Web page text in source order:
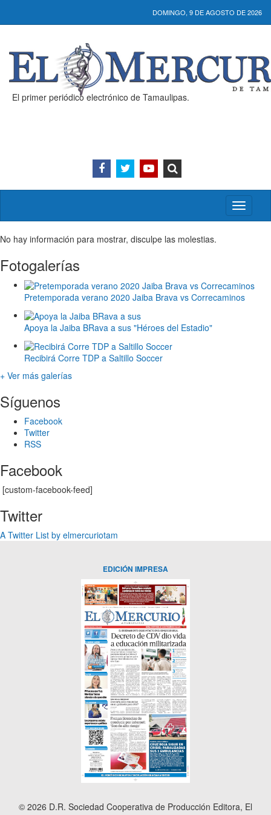
DOMINGO, 9 DE AGOSTO DE 2026
El primer periódico electrónico de Tamaulipas.
Activar/
menú
No hay información para mostrar, disculpe las molestias.
Fotogalerías
Pretemporada verano 2020 Jaiba Brava vs Correcaminos
Apoya la Jaiba BRava a sus "Héroes del Estadio"
Recibirá Corre TDP a Saltillo Soccer
+ Ver más galerías
Síguenos
Facebook
Twitter
RSS
Facebook
[custom-facebook-feed]
Twitter
A Twitter List by elmercuriotam
EDICIÓN IMPRESA
© 2026 D.R. Sociedad Cooperativa de Producción Editora, El